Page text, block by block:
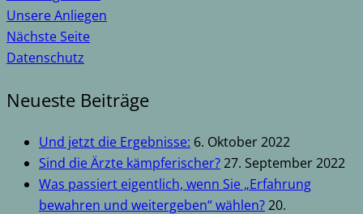
Unsere Anliegen
Nächste Seite
Datenschutz
Neueste Beiträge
Und jetzt die Ergebnisse: 6. Oktober 2022
Sind die Ärzte kämpferischer?27. September 2022
Was passiert eigentlich, wenn Sie „Erfahrung
bewahren und weitergeben“ wählen?20.